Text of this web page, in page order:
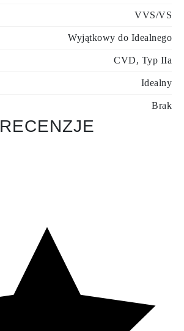
VVS/VS
Wyjątkowy do Idealnego
CVD, Typ IIa
Idealny
Brak
RECENZJE